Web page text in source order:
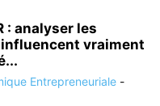
: analyser les
vraiment
Entrepreneuriale -